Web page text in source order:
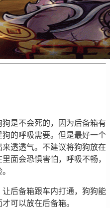
是不会死的，因为后备箱有
的呼吸需要。但是最好一个
透透气。不建议将狗狗放在
面会恐惧害怕，呼吸不畅，
后备箱跟车内打通，狗狗能
可以放在后备箱。